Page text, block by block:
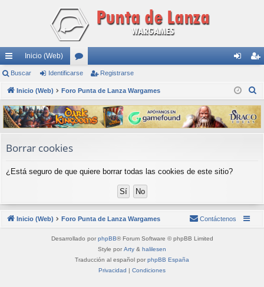
nl
ac
es
rá
pi
Inicio (Web)
or
os nti
fic
ar
ist
ra
rs
Buscar Identificarse Registrarse
Inicio (Web) Foro Punta de Lanza Wargames
s
c
Borrar cookies
¿Está seguro de que quiere borrar todas las cookies de este sitio?
Inicio (Web) Foro Punta de Lanza Wargames Contáctenos
Desarrollado por phpBB® Forum Software © phpBB Limited
Style por Arty & halilesen
Traducción al español por phpBB España
Privacidad | Condiciones